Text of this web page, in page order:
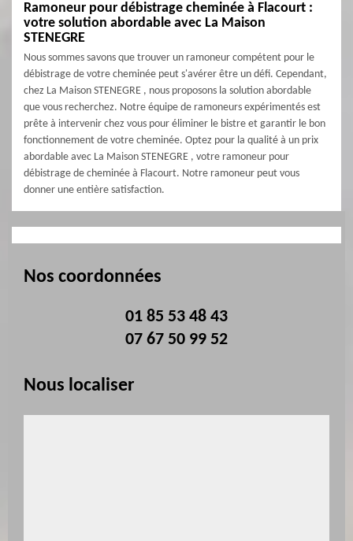
Ramoneur pour débistrage cheminée à Flacourt :
votre solution abordable avec La Maison
STENEGRE
Nous sommes savons que trouver un ramoneur compétent pour le
débistrage de votre cheminée peut s'avérer être un défi. Cependant,
chez La Maison STENEGRE , nous proposons la solution abordable
que vous recherchez. Notre équipe de ramoneurs expérimentés est
prête à intervenir chez vous pour éliminer le bistre et garantir le bon
fonctionnement de votre cheminée. Optez pour la qualité à un prix
abordable avec La Maison STENEGRE , votre ramoneur pour
débistrage de cheminée à Flacourt. Notre ramoneur peut vous
donner une entière satisfaction.
Nos coordonnées
01 85 53 48 43
07 67 50 99 52
Nous localiser